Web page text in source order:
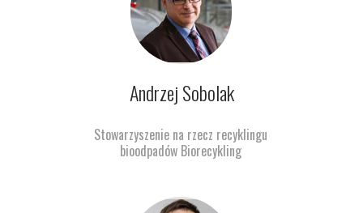
Andrzej Sobolak
Stowarzyszenie na rzecz recyklingu
bioodpadów Biorecykling